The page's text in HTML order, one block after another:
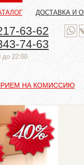
ДОСТАВКА И
63-62
74-63
до 22:00
НА КОМИССИЮ